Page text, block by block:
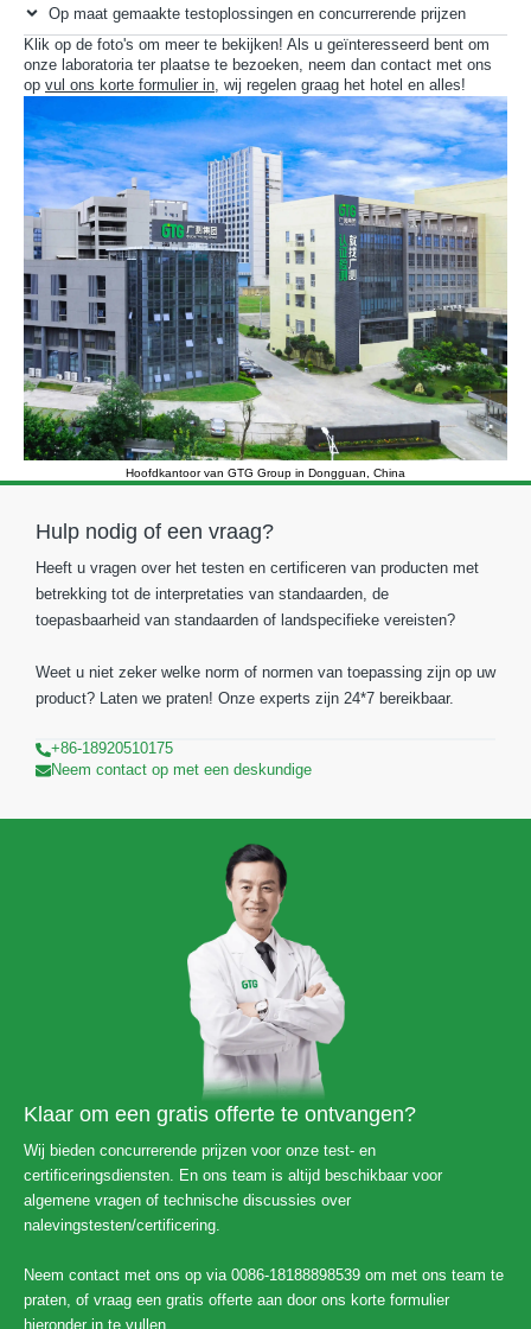
Op maat gemaakte testoplossingen en concurrerende prijzen
Klik op de foto's om meer te bekijken! Als u geïnteresseerd bent om
onze laboratoria ter plaatse te bezoeken, neem dan contact met ons
op vul ons korte formulier in , wij regelen graag het hotel en alles!
Hoofdkantoor van GTG Group in Dongguan, China
Hulp nodig of een vraag?
Heeft u vragen over het testen en certificeren van producten met
betrekking tot de interpretaties van standaarden, de
toepasbaarheid van standaarden of landspecifieke vereisten?
Weet u niet zeker welke norm of normen van toepassing zijn op uw
product? Laten we praten! Onze experts zijn 24*7 bereikbaar.
+86-18920510175
Neem contact op met een deskundige
Klaar om een ​​gratis offerte te ontvangen?
Wij bieden concurrerende prijzen voor onze test- en
certificeringsdiensten. En ons team is altijd beschikbaar voor
algemene vragen of technische discussies over
nalevingstesten/certificering.
Neem contact met ons op via 0086-18188898539 om met ons team te
praten, of vraag een gratis offerte aan door ons korte formulier
hieronder in te vullen.